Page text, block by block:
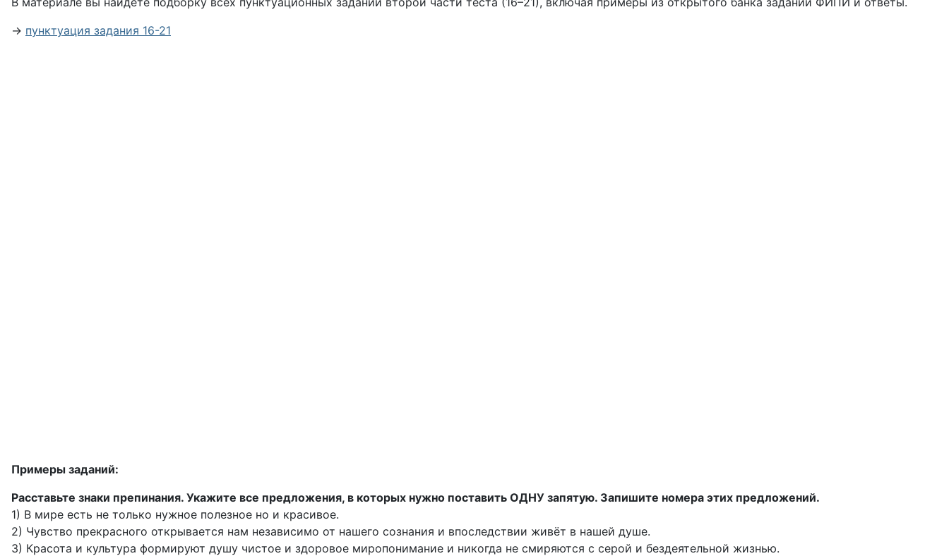
→ пунктуация задания 16-21
Примеры заданий:
Расставьте знаки препинания. Укажите все предложения, в которых нужно поставить ОДНУ запятую. Запишите номера этих предложений.
1) В мире есть не только нужное полезное но и красивое.
2) Чувство прекрасного открывается нам независимо от нашего сознания и впоследствии живёт в нашей душе.
3) Красота и культура формируют душу чистое и здоровое миропонимание и никогда не смиряются с серой и бездеятельной жизнью.